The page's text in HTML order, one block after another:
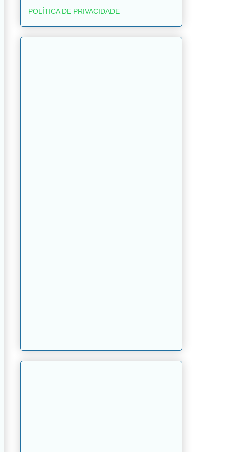
POLÍTICA DE PRIVACIDADE